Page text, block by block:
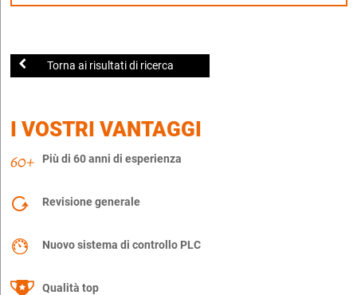
Torna ai risultati di ricerca
I VOSTRI VANTAGGI
Più di 60 anni di esperienza
Revisione generale
Nuovo sistema di controllo PLC
Qualità top